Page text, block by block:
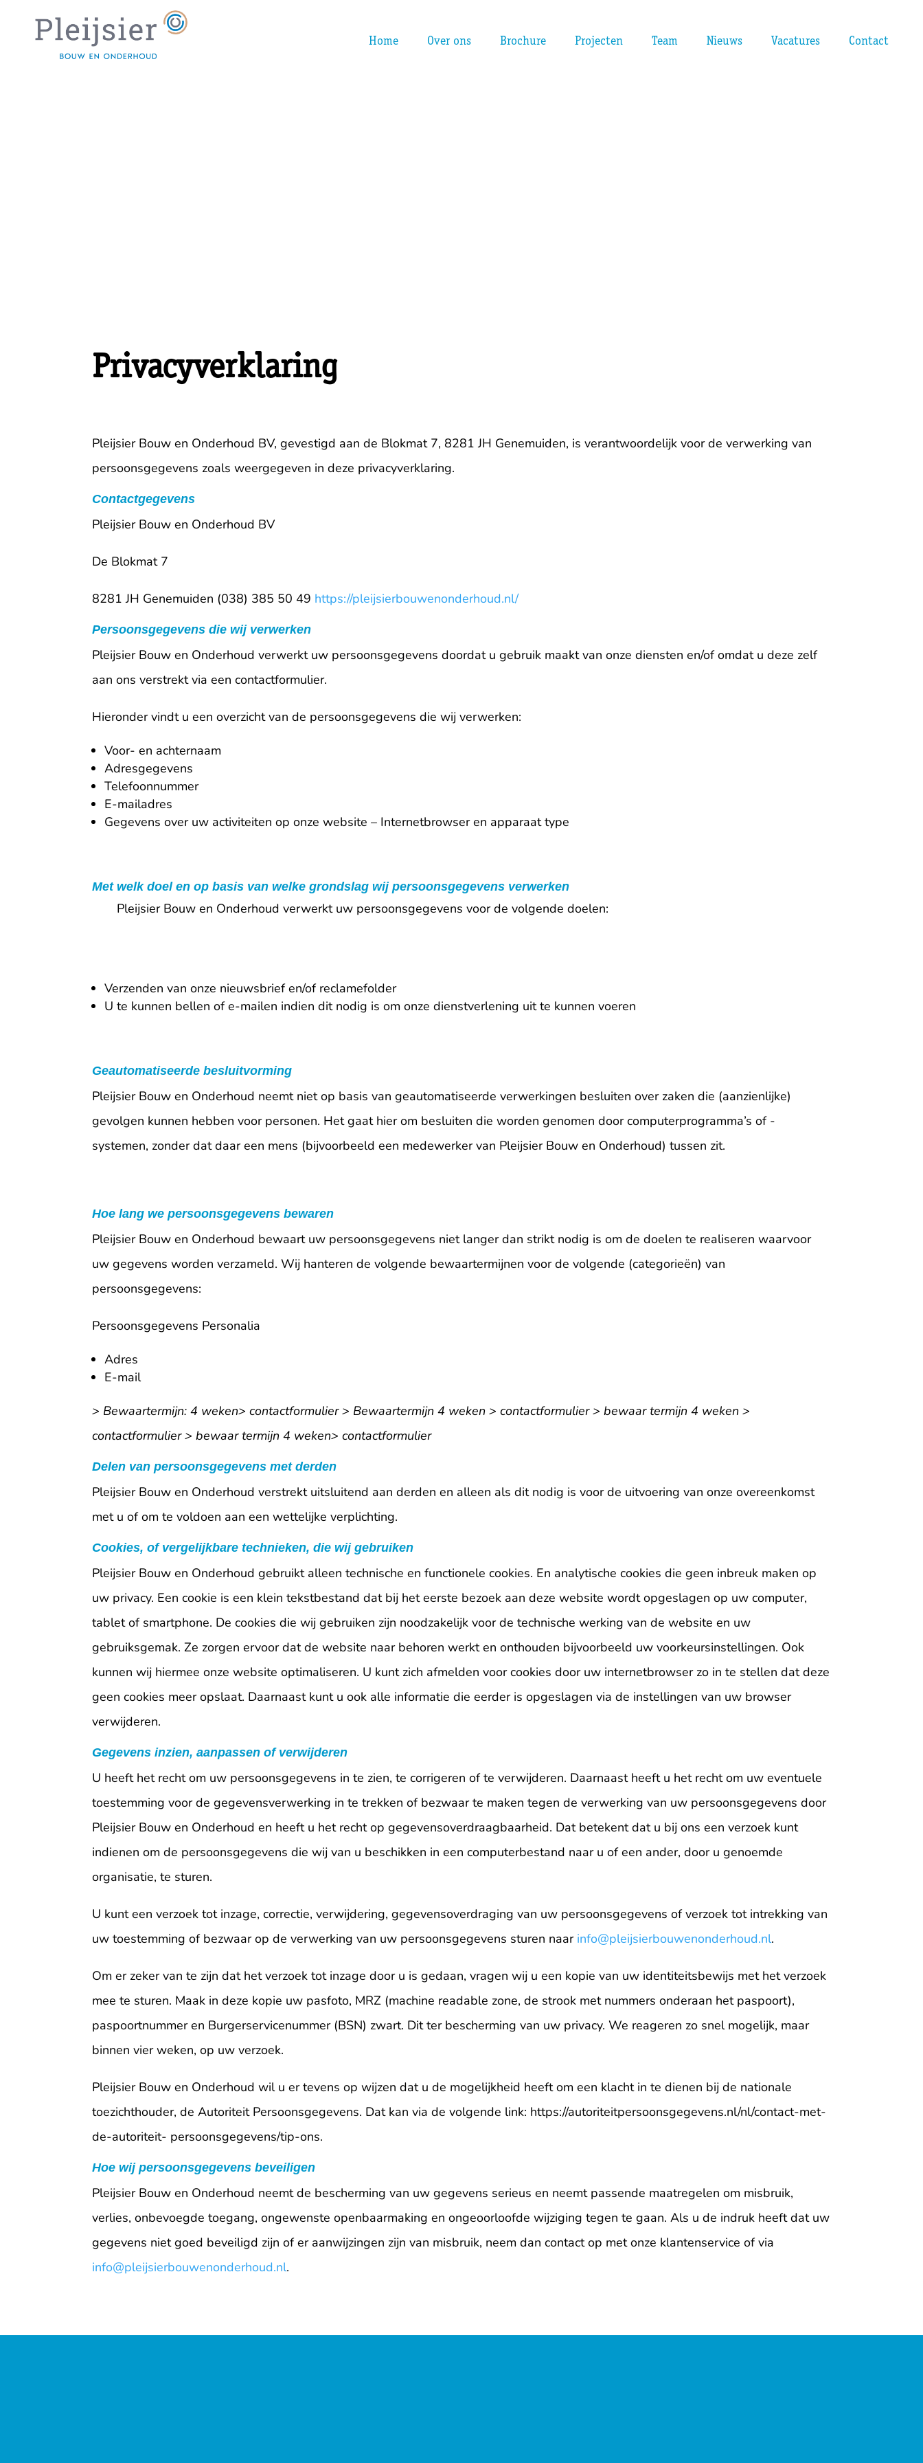
Home Over ons Brochure Projecten Team Nieuws Vacatures Contact
Privacyverklaring
Pleijsier Bouw en Onderhoud BV, gevestigd aan de Blokmat 7, 8281 JH Genemuiden, is verantwoordelijk voor de verwerking van
persoonsgegevens zoals weergegeven in deze privacyverklaring.
Contactgegevens
Pleijsier Bouw en Onderhoud BV
De Blokmat 7
8281 JH Genemuiden (038) 385 50 49 https://pleijsierbouwenonderhoud.nl/
Persoonsgegevens die wij verwerken
Pleijsier Bouw en Onderhoud verwerkt uw persoonsgegevens doordat u gebruik maakt van onze diensten en/of omdat u deze zelf
aan ons verstrekt via een contactformulier.
Hieronder vindt u een overzicht van de persoonsgegevens die wij verwerken:
Voor- en achternaam
Adresgegevens
Telefoonnummer
E-mailadres
Gegevens over uw activiteiten op onze website – Internetbrowser en apparaat type
Met welk doel en op basis van welke grondslag wij persoonsgegevens verwerken
Pleijsier Bouw en Onderhoud verwerkt uw persoonsgegevens voor de volgende doelen:
Verzenden van onze nieuwsbrief en/of reclamefolder
U te kunnen bellen of e-mailen indien dit nodig is om onze dienstverlening uit te kunnen voeren
Geautomatiseerde besluitvorming
Pleijsier Bouw en Onderhoud neemt niet op basis van geautomatiseerde verwerkingen besluiten over zaken die (aanzienlijke)
gevolgen kunnen hebben voor personen. Het gaat hier om besluiten die worden genomen door computerprogramma’s of -
systemen, zonder dat daar een mens (bijvoorbeeld een medewerker van Pleijsier Bouw en Onderhoud) tussen zit.
Hoe lang we persoonsgegevens bewaren
Pleijsier Bouw en Onderhoud bewaart uw persoonsgegevens niet langer dan strikt nodig is om de doelen te realiseren waarvoor
uw gegevens worden verzameld. Wij hanteren de volgende bewaartermijnen voor de volgende (categorieën) van
persoonsgegevens:
Persoonsgegevens Personalia
Adres
E-mail
> Bewaartermijn: 4 weken> contactformulier > Bewaartermijn 4 weken > contactformulier > bewaar termijn 4 weken >
contactformulier > bewaar termijn 4 weken> contactformulier
Delen van persoonsgegevens met derden
Pleijsier Bouw en Onderhoud verstrekt uitsluitend aan derden en alleen als dit nodig is voor de uitvoering van onze overeenkomst
met u of om te voldoen aan een wettelijke verplichting.
Cookies, of vergelijkbare technieken, die wij gebruiken
Pleijsier Bouw en Onderhoud gebruikt alleen technische en functionele cookies. En analytische cookies die geen inbreuk maken op
uw privacy. Een cookie is een klein tekstbestand dat bij het eerste bezoek aan deze website wordt opgeslagen op uw computer,
tablet of smartphone. De cookies die wij gebruiken zijn noodzakelijk voor de technische werking van de website en uw
gebruiksgemak. Ze zorgen ervoor dat de website naar behoren werkt en onthouden bijvoorbeeld uw voorkeursinstellingen. Ook
kunnen wij hiermee onze website optimaliseren. U kunt zich afmelden voor cookies door uw internetbrowser zo in te stellen dat deze
geen cookies meer opslaat. Daarnaast kunt u ook alle informatie die eerder is opgeslagen via de instellingen van uw browser
verwijderen.
Gegevens inzien, aanpassen of verwijderen
U heeft het recht om uw persoonsgegevens in te zien, te corrigeren of te verwijderen. Daarnaast heeft u het recht om uw eventuele
toestemming voor de gegevensverwerking in te trekken of bezwaar te maken tegen de verwerking van uw persoonsgegevens door
Pleijsier Bouw en Onderhoud en heeft u het recht op gegevensoverdraagbaarheid. Dat betekent dat u bij ons een verzoek kunt
indienen om de persoonsgegevens die wij van u beschikken in een computerbestand naar u of een ander, door u genoemde
organisatie, te sturen.
U kunt een verzoek tot inzage, correctie, verwijdering, gegevensoverdraging van uw persoonsgegevens of verzoek tot intrekking van
uw toestemming of bezwaar op de verwerking van uw persoonsgegevens sturen naar info@pleijsierbouwenonderhoud.nl.
Om er zeker van te zijn dat het verzoek tot inzage door u is gedaan, vragen wij u een kopie van uw identiteitsbewijs met het verzoek
mee te sturen. Maak in deze kopie uw pasfoto, MRZ (machine readable zone, de strook met nummers onderaan het paspoort),
paspoortnummer en Burgerservicenummer (BSN) zwart. Dit ter bescherming van uw privacy. We reageren zo snel mogelijk, maar
binnen vier weken, op uw verzoek.
Pleijsier Bouw en Onderhoud wil u er tevens op wijzen dat u de mogelijkheid heeft om een klacht in te dienen bij de nationale
toezichthouder, de Autoriteit Persoonsgegevens. Dat kan via de volgende link: https://autoriteitpersoonsgegevens.nl/nl/contact-met-
de-autoriteit- persoonsgegevens/tip-ons.
Hoe wij persoonsgegevens beveiligen
Pleijsier Bouw en Onderhoud neemt de bescherming van uw gegevens serieus en neemt passende maatregelen om misbruik,
verlies, onbevoegde toegang, ongewenste openbaarmaking en ongeoorloofde wijziging tegen te gaan. Als u de indruk heeft dat uw
gegevens niet goed beveiligd zijn of er aanwijzingen zijn van misbruik, neem dan contact op met onze klantenservice of via
info@pleijsierbouwenonderhoud.nl.